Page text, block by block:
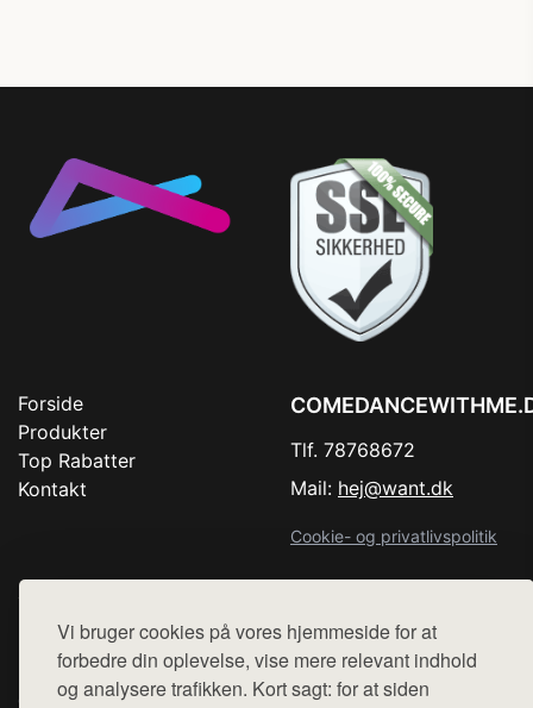
Vi bruger cookies på vores hjemmeside for at
forbedre din oplevelse, vise mere relevant indhold
og analysere trafikken. Kort sagt: for at siden
Forside
Produkter
Top Rabatter
Kontakt
Tlf. 78768672
Mail: hej@want.dk
Cookie- og privatlivspolitik
Denne side er en del af want.dk, der udgiver en række
hjemmesider med præsentation af forskellige produkter fra
diverse webshops. Der sælges ikke varer fra denne side - vi